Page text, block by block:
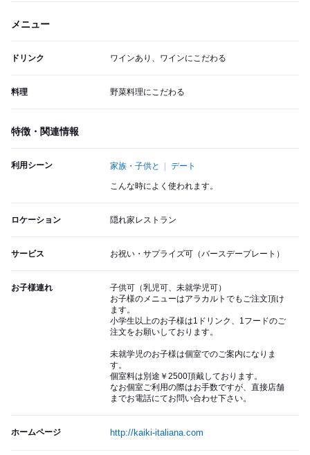
メニュー
ドリンク ワインあり、ワインにこだわる
料理 野菜料理にこだわる
特徴・関連情報
利用シーン 家族・子供と デート
こんな時によく使われます。
ロケーション 隠れ家レストラン
サービス お祝い・サプライズ可（バースデープレート）
お子様連れ
子供可（乳児可、未就学児可）
お子様のメニューはアラカルトでもご注文頂け
ます。
小学生以上のお子様は1ドリンク、1フードのご
注文をお願いしております。
未就学児のお子様は個室でのご案内になりま
す。
個室料は別途￥2500頂戴しております。
なお個室ご利用の際はお手数ですが、直接店舗
までお電話にてお問い合わせ下さい。
ホームページ http://kaiki-italiana.com